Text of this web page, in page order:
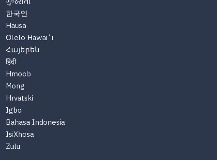
한국인
Hausa
Ōlelo Hawaiʻi
Հայերեն
हिंदी
Hmoob
Mong
Hrvatski
Igbo
Bahasa Indonesia
IsiXhosa
Zulu